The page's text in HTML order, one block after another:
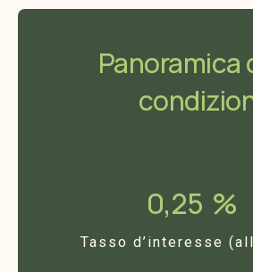
Panoramica
0,25 %
Tasso d’interesse